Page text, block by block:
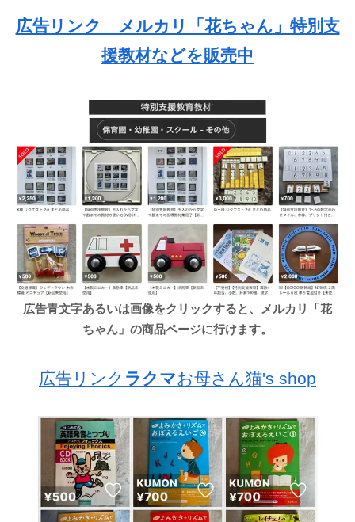
広告リンク メルカリ「花ちゃん」特別支
援教材などを販売中
広告青文字あるいは画像をクリックすると、メルカリ「花
ちゃん」の商品ページに行けます。
広告リンク ラクマお母さん猫's shop